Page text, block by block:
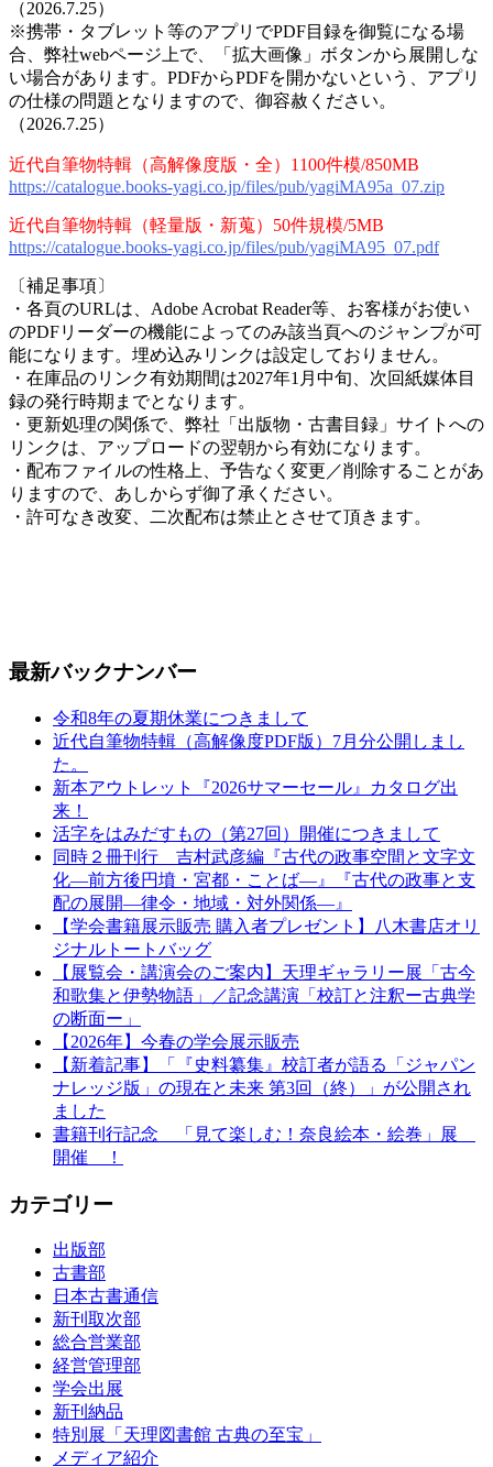
（2026.7.25）
※携帯・タブレット等のアプリでPDF目録を御覧になる場
合、弊社webページ上で、「拡大画像」ボタンから展開しな
い場合があります。PDFからPDFを開かないという、アプリ
の仕様の問題となりますので、御容赦ください。
（2026.7.25）
近代自筆物特輯（高解像度版・全）1100件模/850MB
https://catalogue.books-yagi.co.jp/files/pub/yagiMA95a_07.zip
近代自筆物特輯（軽量版・新蒐）50件規模/5MB
https://catalogue.books-yagi.co.jp/files/pub/yagiMA95_07.pdf
〔補足事項〕
・各頁のURLは、Adobe Acrobat Reader等、お客様がお使い
のPDFリーダーの機能によってのみ該当頁へのジャンプが可
能になります。埋め込みリンクは設定しておりません。
・在庫品のリンク有効期間は2027年1月中旬、次回紙媒体目
録の発行時期までとなります。
・更新処理の関係で、弊社「出版物・古書目録」サイトへの
リンクは、アップロードの翌朝から有効になります。
・配布ファイルの性格上、予告なく変更／削除することがあ
りますので、あしからず御了承ください。
・許可なき改変、二次配布は禁止とさせて頂きます。
最新バックナンバー
令和8年の夏期休業につきまして
近代自筆物特輯（高解像度PDF版）7月分公開しまし
た。
新本アウトレット『2026サマーセール』カタログ出
来！
活字をはみだすもの（第27回）開催につきまして
同時２冊刊行 吉村武彦編『古代の政事空間と文字文
化—前方後円墳・宮都・ことば—』『古代の政事と支
配の展開—律令・地域・対外関係—』
【学会書籍展示販売 購入者プレゼント】八木書店オリ
ジナルトートバッグ
【展覧会・講演会のご案内】天理ギャラリー展「古今
和歌集と伊勢物語」／記念講演「校訂と注釈ー古典学
の断面ー」
【2026年】今春の学会展示販売
【新着記事】「『史料纂集』校訂者が語る「ジャパン
ナレッジ版」の現在と未来 第3回（終）」が公開され
ました
書籍刊行記念 「見て楽しむ！奈良絵本・絵巻」展
開催 ！
カテゴリー
出版部
古書部
日本古書通信
新刊取次部
総合営業部
経営管理部
学会出展
新刊納品
特別展「天理図書館 古典の至宝」
メディア紹介